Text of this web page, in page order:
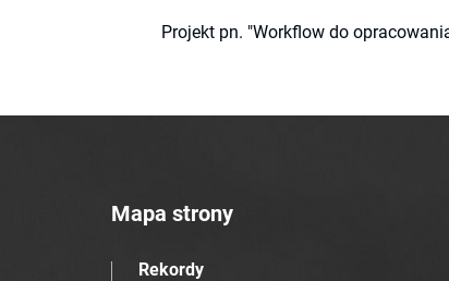
Projekt pn. "Workflow do
Mapa strony
Rekordy